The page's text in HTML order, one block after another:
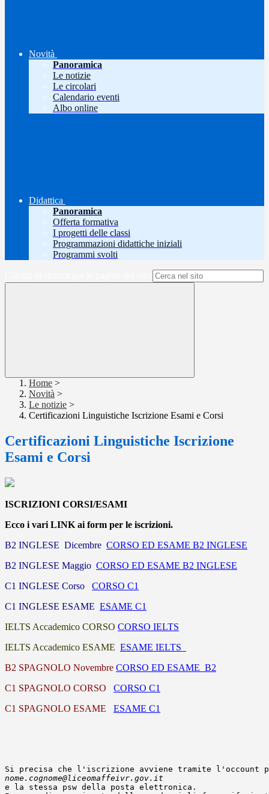
Novità
Panoramica
Le notizie
Le circolari
Calendario eventi
Albo online
Didattica
Panoramica
Offerta formativa
I progetti delle classi
Programmazioni didattiche iniziali
Programmi svolti
Home >
Novità >
Le notizie >
Certificazioni Linguistiche Iscrizione Esami e Corsi
Certificazioni Linguistiche Iscrizione
Esami e Corsi
ISCRIZIONI CORSI/ESAMI
Ecco i vari LINK ai form per le iscrizioni.
B2 INGLESE Dicembre CORSO ED ESAME B2 INGLESE
B2 INGLESE Maggio CORSO ED ESAME B2 INGLESE
C1 INGLESE Corso CORSO C1
C1 INGLESE ESAME ESAME C1
IELTS Accademico CORSO CORSO IELTS
IELTS Accademico ESAME ESAME IELTS
B2 SPAGNOLO Novembre CORSO ED ESAME B2
C1 SPAGNOLO CORSO CORSO C1
C1 SPAGNOLO ESAME ESAME C1
Si precisa che l'iscrizione avviene tramite l'occount
nome.cognome@liceomaffeivr.gov.it
e la stessa psw della posta elettronica.